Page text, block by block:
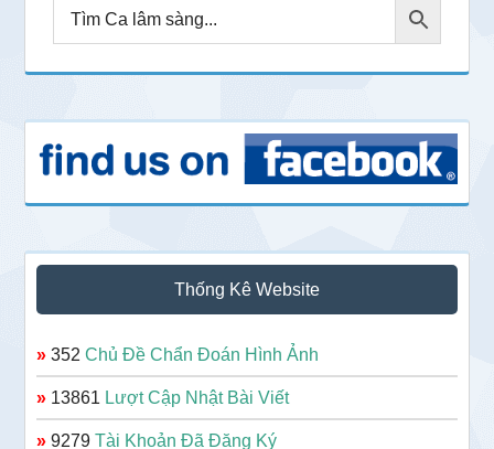
Thống Kê Website
» 352Chủ Đề Chẩn Đoán Hình Ảnh
» 13861 Lượt Cập Nhật Bài Viết
» 9279Tài Khoản Đã Đăng Ký